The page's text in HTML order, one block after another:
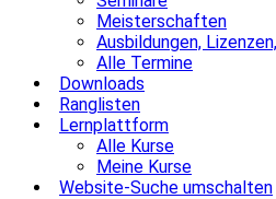
Meisterschaften
Ausbildungen,
Alle Termine
Downloads
Ranglisten
Lernplattform
Alle Kurse
Meine Kurse
Website-Suche umschalten